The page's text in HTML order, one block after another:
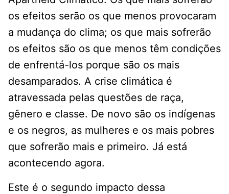
os efeitos serão os que menos provocaram
a mudança do clima; os que mais sofrerão
os efeitos são os que menos têm condições
de enfrentá-los porque são os mais
desamparados. A crise climática é
atravessada pelas questões de raça,
gênero e classe. De novo são os indígenas
e os negros, as mulheres e os mais pobres
que sofrerão mais e primeiro. Já está
acontecendo agora.
Este é o segundo impacto dessa